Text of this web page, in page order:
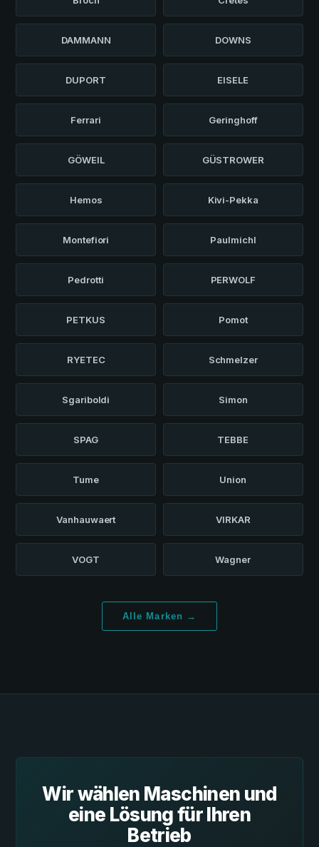
DAMMANN DOWNS
DUPORT EISELE
Ferrari Geringhoff
GÖWEIL GÜSTROWER
Hemos Kivi-Pekka
Montefiori Paulmichl
Pedrotti PERWOLF
PETKUS Pomot
RYETEC Schmelzer
Sgariboldi Simon
SPAG TEBBE
Tume Union
Vanhauwaert VIRKAR
VOGT Wagner
Alle Marken →
Wir wählen Maschinen und
eine Lösung für Ihren
Betrieb